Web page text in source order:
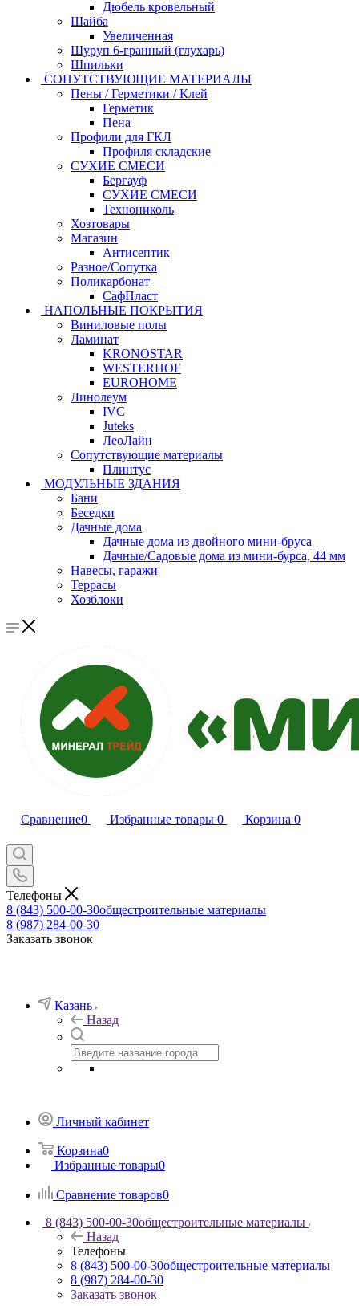
Дюбель кровельный
Шайба
Увеличенная
Шуруп 6-гранный (глухарь)
Шпильки
СОПУТСТВУЮЩИЕ МАТЕРИАЛЫ
Пены / Герметики / Клей
Герметик
Пена
Профили для ГКЛ
Профиля складские
СУХИЕ СМЕСИ
Бергауф
СУХИЕ СМЕСИ
Технониколь
Хозтовары
Магазин
Антисептик
Разное/Сопутка
Поликарбонат
СафПласт
НАПОЛЬНЫЕ ПОКРЫТИЯ
Виниловые полы
Ламинат
KRONOSTAR
WESTERHOF
EUROHOME
Линолеум
IVC
Juteks
ЛеоЛайн
Сопутствующие материалы
Плинтус
МОДУЛЬНЫЕ ЗДАНИЯ
Бани
Беседки
Дачные дома
Дачные дома из двойного мини-бруса
Дачные/Садовые дома из мини-бурса, 44 мм
Навесы, гаражи
Террасы
Хозблоки
Сравнение0 Избранные товары 0 Корзина 0
Телефоны
8 (843) 500-00-30общестроительные материалы
8 (987) 284-00-30
Заказать звонок
Казань
Назад
Личный кабинет
Корзина0
Избранные товары0
Сравнение товаров0
8 (843) 500-00-30общестроительные материалы
Назад
Телефоны
8 (843) 500-00-30общестроительные материалы
8 (987) 284-00-30
Заказать звонок